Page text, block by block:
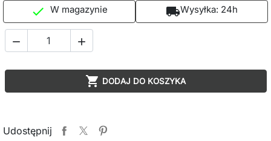
 W magazynie local_shippingWysyłka: 24h
 
 DODAJ DO KOSZYKA
Udostępnij